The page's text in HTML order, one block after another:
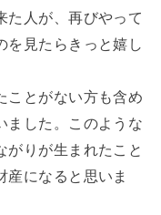
た人が、再びやって
を見たらきっと嬉し
ことがない方も含め
ました。このような
がりが生まれたこと
産になると思いま